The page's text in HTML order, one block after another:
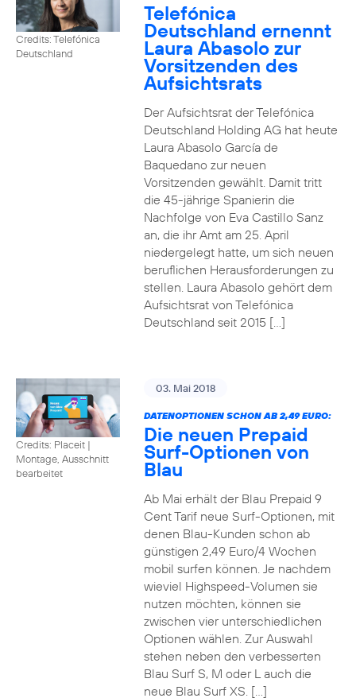
Credits: Telefónica
Deutschland
Telefónica
Deutschland ernennt
Laura Abasolo zur
Vorsitzenden des
Aufsichtsrats
Der Aufsichtsrat der Telefónica
Deutschland Holding AG hat heute
Laura Abasolo García de
Baquedano zur neuen
Vorsitzenden gewählt. Damit tritt
die 45-jährige Spanierin die
Nachfolge von Eva Castillo Sanz
an, die ihr Amt am 25. April
niedergelegt hatte, um sich neuen
beruflichen Herausforderungen zu
stellen. Laura Abasolo gehört dem
Aufsichtsrat von Telefónica
Deutschland seit 2015 […]
Credits: Placeit |
Montage, Ausschnitt
bearbeitet
03. Mai 2018
DATENOPTIONEN SCHON AB 2,49 EURO:
Die neuen Prepaid
Surf-Optionen von
Blau
Ab Mai erhält der Blau Prepaid 9
Cent Tarif neue Surf-Optionen, mit
denen Blau-Kunden schon ab
günstigen 2,49 Euro/4 Wochen
mobil surfen können. Je nachdem
wieviel Highspeed-Volumen sie
nutzen möchten, können sie
zwischen vier unterschiedlichen
Optionen wählen. Zur Auswahl
stehen neben den verbesserten
Blau Surf S, M oder L auch die
neue Blau Surf XS. […]